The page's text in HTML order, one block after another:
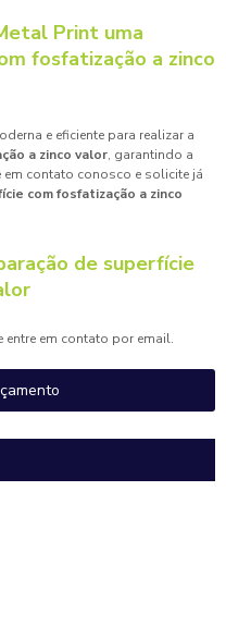
Print uma
fosfatização a zinco
e eficiente para realizar a
a zinco valor, garantindo a
contato conosco e solicite já
com fosfatização a zinco
de superfície
entre em contato por email.